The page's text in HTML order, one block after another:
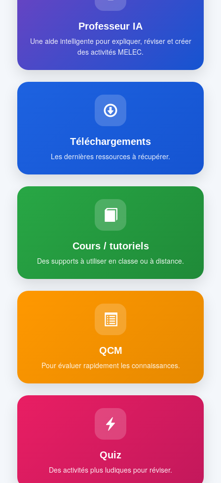
Professeur IA
Une aide intelligente pour expliquer, réviser et créer
des activités MELEC.
Téléchargements
Les dernières ressources à récupérer.
Cours / tutoriels
Des supports à utiliser en classe ou à distance.
QCM
Pour évaluer rapidement les connaissances.
Quiz
Des activités plus ludiques pour réviser.